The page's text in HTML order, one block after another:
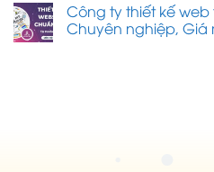
Công ty thiết kế
Chuyên nghiệp, Giá